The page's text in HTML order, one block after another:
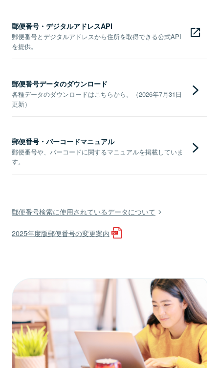
郵便番号・デジタルアドレスAPI
郵便番号とデジタルアドレスから住所を取得できる公式API
を提供。
郵便番号データのダウンロード
各種データのダウンロードはこちらから。（2026年7月31日
更新）
郵便番号・バーコードマニュアル
郵便番号や、バーコードに関するマニュアルを掲載していま
す。
郵便番号検索に使用されているデータについて
2025年度版郵便番号の変更案内